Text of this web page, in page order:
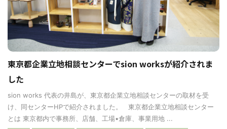
東京都企業立地相談センターでsion worksが紹介されま
した
sion works 代表の井島が、東京都企業立地相談センターの取材を受
け、同センターHPで紹介されました。 東京都企業立地相談センター
とは 東京都内で事務所、店舗、工場•倉庫、事業用地 ...